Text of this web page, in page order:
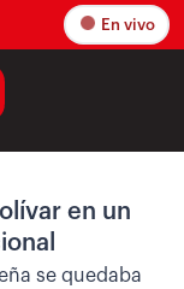
En vivo
en un
se quedaba